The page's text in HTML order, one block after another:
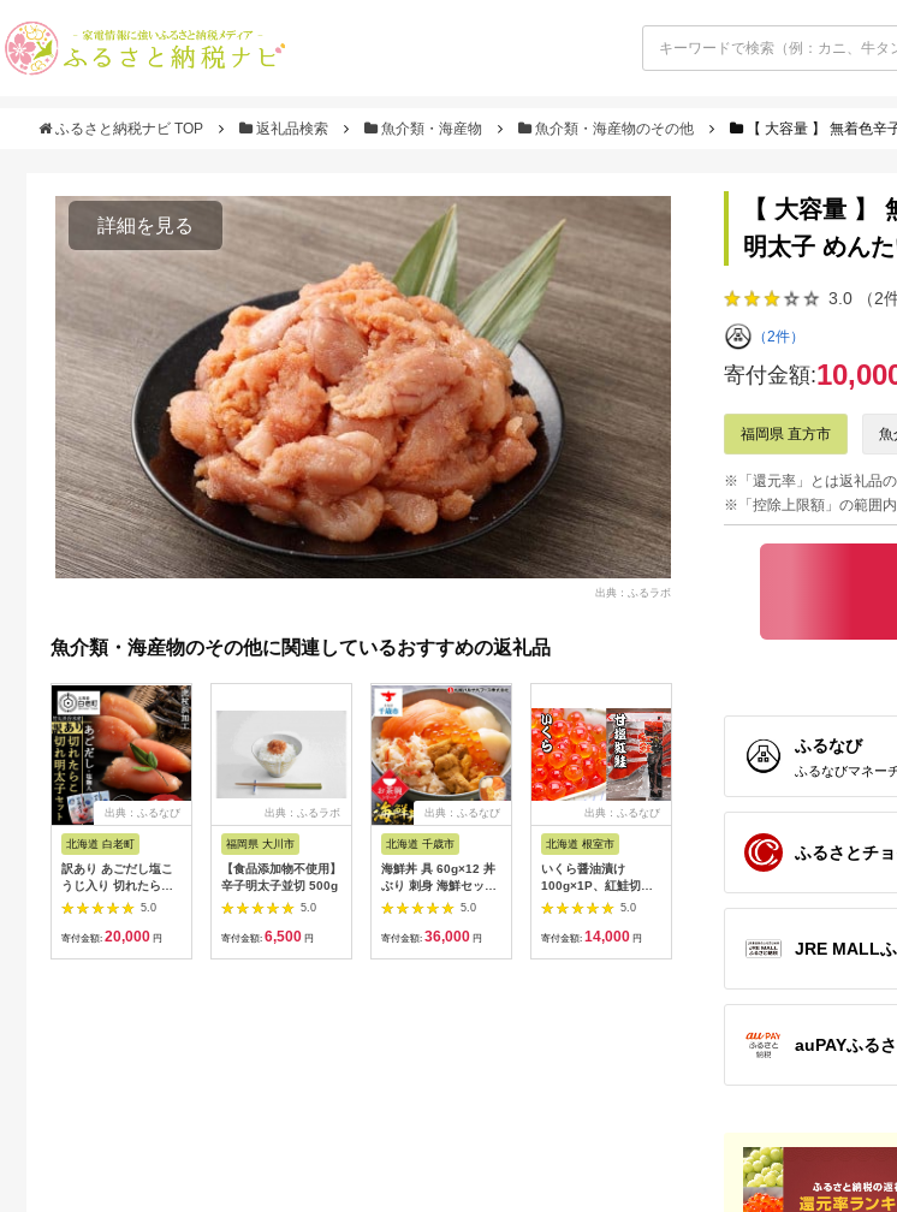
ふるさと納税ナビ TOP 返礼品検索 魚介類・海産物 魚介類・海産物のその他 【 大容量 】 無着色
詳細を見る
出典：ふるラボ
魚介類・海産物のその他に関連しているおすすめの返礼品
出典：ふるなび
北海道 白老町
訳あり あごだし塩こ
うじ入り 切れたら
こ・明太子 100g×各8
個セット AK112
5.0
寄付金額: 20,000 円
出典：ふるラボ
福岡県 大川市
【食品添加物不使用】
辛子明太子並切 500g
5.0
寄付金額: 6,500 円
出典：ふるなび
北海道 千歳市
海鮮丼 具 60g×12 丼
ぶり 刺身 海鮮セット
【札幌バルナバフー
5.0
寄付金額: 36,000 円
出典：ふるなび
北海道 根室市
いくら醤油漬け
100g×1P、紅鮭切身5
切×2P A-360285.0
寄付金額: 14,000 円
出典：ふるなび
福岡県 桂川町
訳あり辛子明太子
5.0
8,000
北海
け 鮭
小分け
【 大容量 】
明太子 めん
3.0 （2件
（2件）
寄付金額:
福岡県 直方市 魚
※「還元率」とは返礼品
※「控除上限額」の範囲
ふるなび
ふるなびマネー
ふるさとチ
JRE MALL
auPAYふる